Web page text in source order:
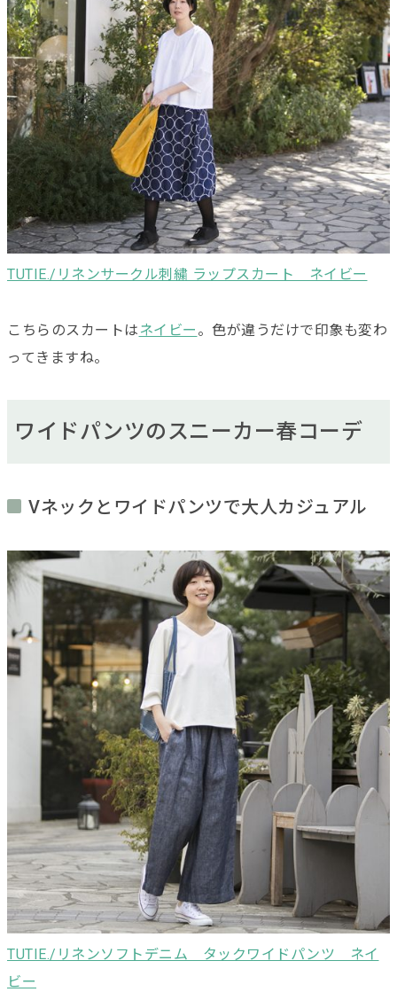
TUTIE./リネンサークル刺繍 ラップスカート ネイビー
こちらのスカートは ネイビー 。色が違うだけで印象も変わ
ってきますね。
ワイドパンツのスニーカー春コーデ
Vネックとワイドパンツで大人カジュアル
TUTIE./リネンソフトデニム タックワイドパンツ ネイ
ビー